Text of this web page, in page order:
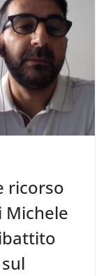
ricorso
Michele